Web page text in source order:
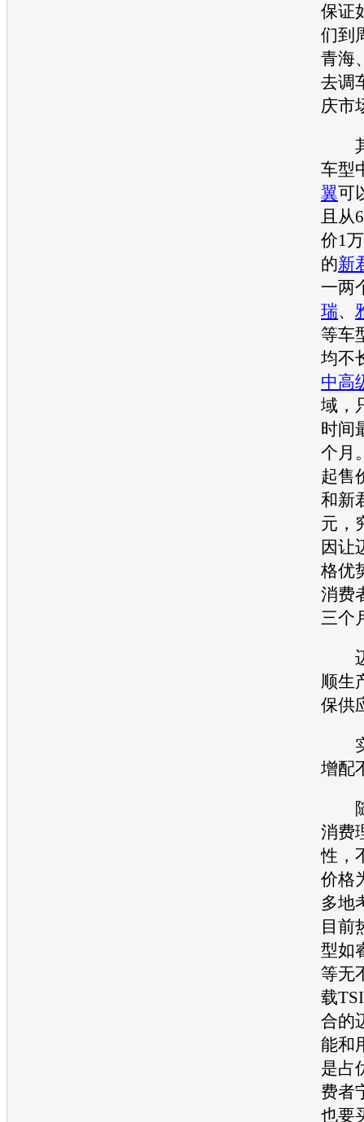
保证
们到
青海
去调
庆市
其
车型
翼可
且从
价1
的新
一两
瑞、
等车
均不
中高
域，
时间
个月
起售
和新
元，
因让
格优
消费
三个
顺生
保供
实
增配
随
消费
性，
价格
多地
目前
型如
等无
载
合的
能和
是占
费者
也要